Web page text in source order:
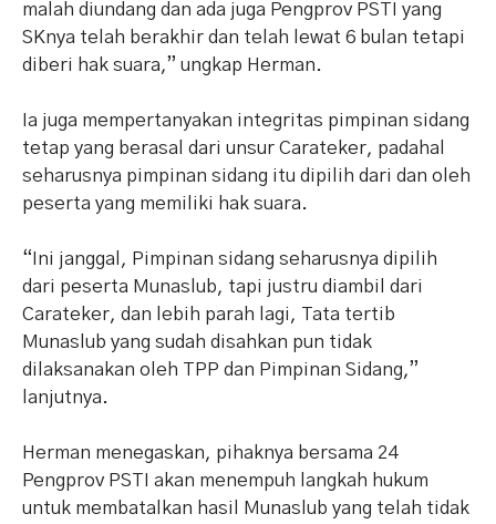
malah diundang dan ada juga Pengprov PSTI yang
SKnya telah berakhir dan telah lewat 6 bulan tetapi
diberi hak suara,” ungkap Herman.
Ia juga mempertanyakan integritas pimpinan sidang
tetap yang berasal dari unsur Carateker, padahal
seharusnya pimpinan sidang itu dipilih dari dan oleh
peserta yang memiliki hak suara.
“Ini janggal, Pimpinan sidang seharusnya dipilih
dari peserta Munaslub, tapi justru diambil dari
Carateker, dan lebih parah lagi, Tata tertib
Munaslub yang sudah disahkan pun tidak
dilaksanakan oleh TPP dan Pimpinan Sidang,”
lanjutnya.
Herman menegaskan, pihaknya bersama 24
Pengprov PSTI akan menempuh langkah hukum
untuk membatalkan hasil Munaslub yang telah tidak